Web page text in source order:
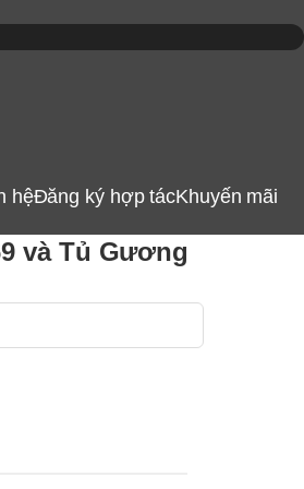
hệĐăng ký hợp tácKhuyến mãi
và Tủ Gương